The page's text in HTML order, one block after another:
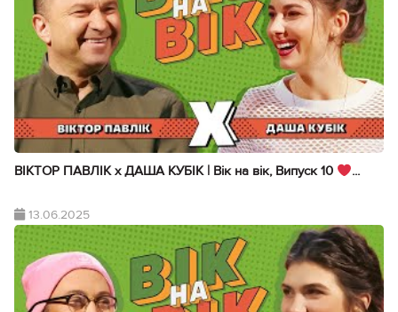
ВІКТОР ПАВЛІК х ДАША КУБІК | Вік на вік, Випуск 10 ...
13.06.2025